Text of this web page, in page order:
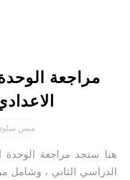
مراجعة
ميس
هنا ستجد مراجعة الوحدة
الدراسي الثاني ، وشامل